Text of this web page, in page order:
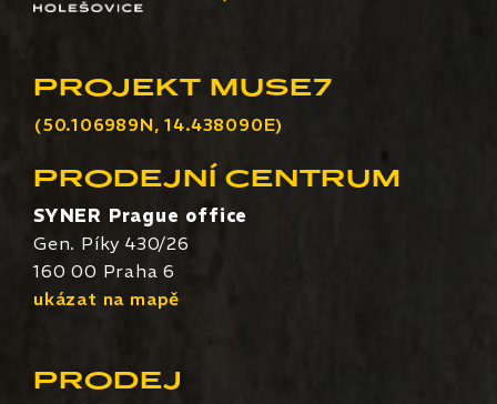
PROJEKT MUSE7
(50.106989N, 14.438090E)
PRODEJNÍ CENTRUM
SYNER Prague office
Gen. Píky 430/26
160 00 Praha 6
ukázat na mapě
PRODEJ